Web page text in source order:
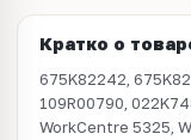
Кратко о
675K82242,
109R00790,
WorkCentre 5325,